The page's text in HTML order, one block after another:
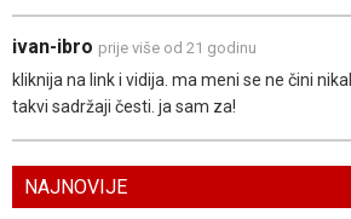
ivan-ibro prije više od 21 godinu
kliknija na link i vidija. ma meni se ne čini
takvi sadržaji česti. ja sam za!
NAJNOVIJE